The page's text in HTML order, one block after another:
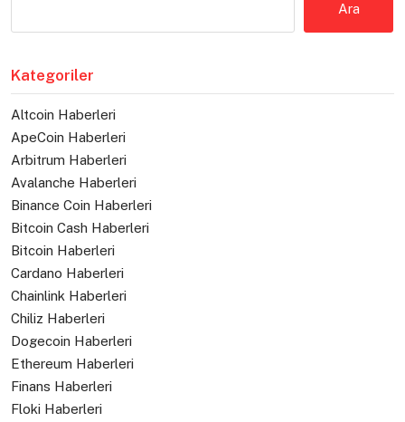
Ara
Kategoriler
Altcoin Haberleri
ApeCoin Haberleri
Arbitrum Haberleri
Avalanche Haberleri
Binance Coin Haberleri
Bitcoin Cash Haberleri
Bitcoin Haberleri
Cardano Haberleri
Chainlink Haberleri
Chiliz Haberleri
Dogecoin Haberleri
Ethereum Haberleri
Finans Haberleri
Floki Haberleri